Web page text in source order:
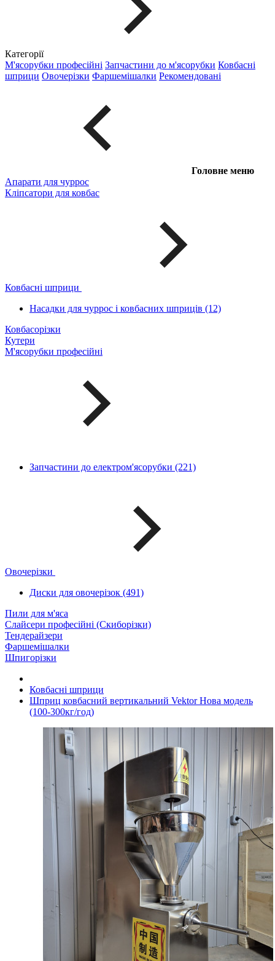
Категорії
М'ясорубки професійні Запчастини до м'ясорубки Ковбасні
шприци Овочерізки Фаршемішалки Рекомендовані
Головне меню
Апарати для чуррос
Кліпсатори для ковбас
Ковбасні шприци
Насадки для чуррос і ковбасних шприців (12)
Ковбасорізки
Кутери
М'ясорубки професійні
Запчастини до електром'ясорубки (221)
Овочерізки
Диски для овочерізок (491)
Пили для м'яса
Слайсери професійні (Скиборізки)
Тендерайзери
Фаршемішалки
Шпигорізки
Ковбасні шприци
Шприц ковбасний вертикальний Vektor Нова модель
(100-300кг/год)